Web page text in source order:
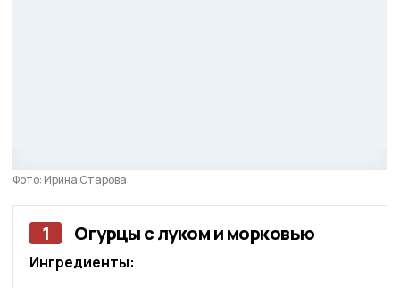
Фото: Ирина Старова
1 Огурцы с луком и морковью
Ингредиенты: